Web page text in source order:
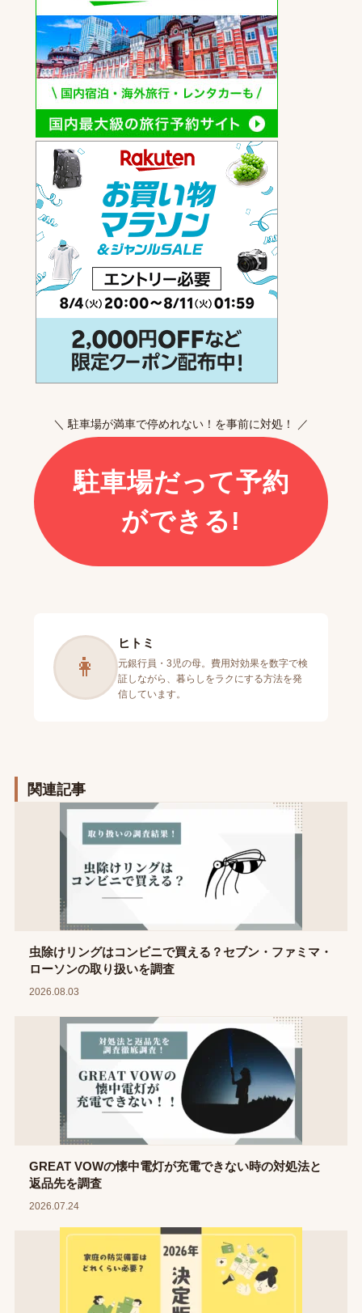
＼ 駐車場が満車で停めれない！を事前に対処！ ／
駐車場だって予約
ができる!
👩
ヒトミ
元銀行員・3児の母。費用対効果を数字で検
証しながら、暮らしをラクにする方法を発
信しています。
関連記事
虫除けリングはコンビニで買える？セブン・ファミマ・
ローソンの取り扱いを調査
2026.08.03
GREAT VOWの懐中電灯が充電できない時の対処法と
返品先を調査
2026.07.24